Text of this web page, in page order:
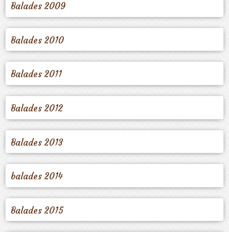
Balades 2009
Balades 2010
Balades 2011
Balades 2012
Balades 2013
balades 2014
Balades 2015